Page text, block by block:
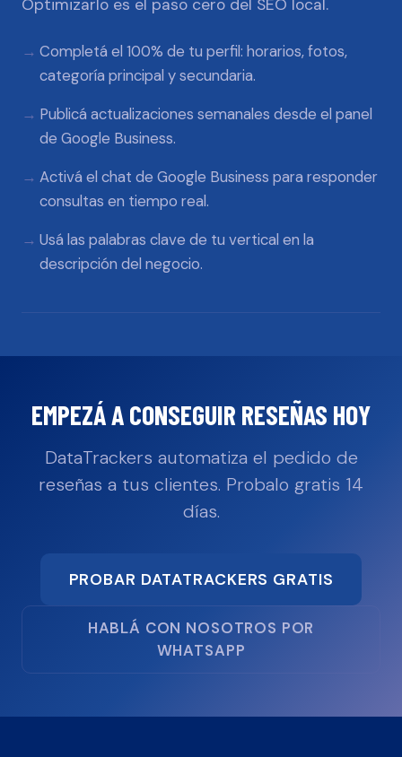
Optimizarlo es el paso cero del SEO local.
Completá el 100% de tu perfil: horarios, fotos,
categoría principal y secundaria.
Publicá actualizaciones semanales desde el panel
de Google Business.
Activá el chat de Google Business para responder
consultas en tiempo real.
Usá las palabras clave de tu vertical en la
descripción del negocio.
EMPEZÁ A CONSEGUIR RESEÑAS HOY
DataTrackers automatiza el pedido de
reseñas a tus clientes. Probalo gratis 14
días.
PROBAR DATATRACKERS GRATIS
HABLÁ CON NOSOTROS POR
WHATSAPP